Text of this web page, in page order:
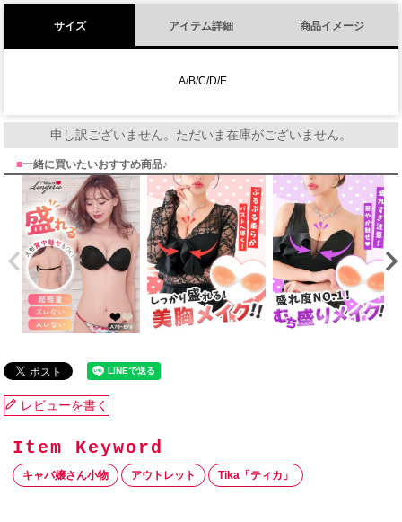
サイズ アイテム詳細 商品イメージ
A/B/C/D/E
申し訳ございません。ただいま在庫がございません。
■一緒に買いたいおすすめ商品♪
レビューを書く
キャバ嬢さん小物 アウトレット Tika「ティカ」